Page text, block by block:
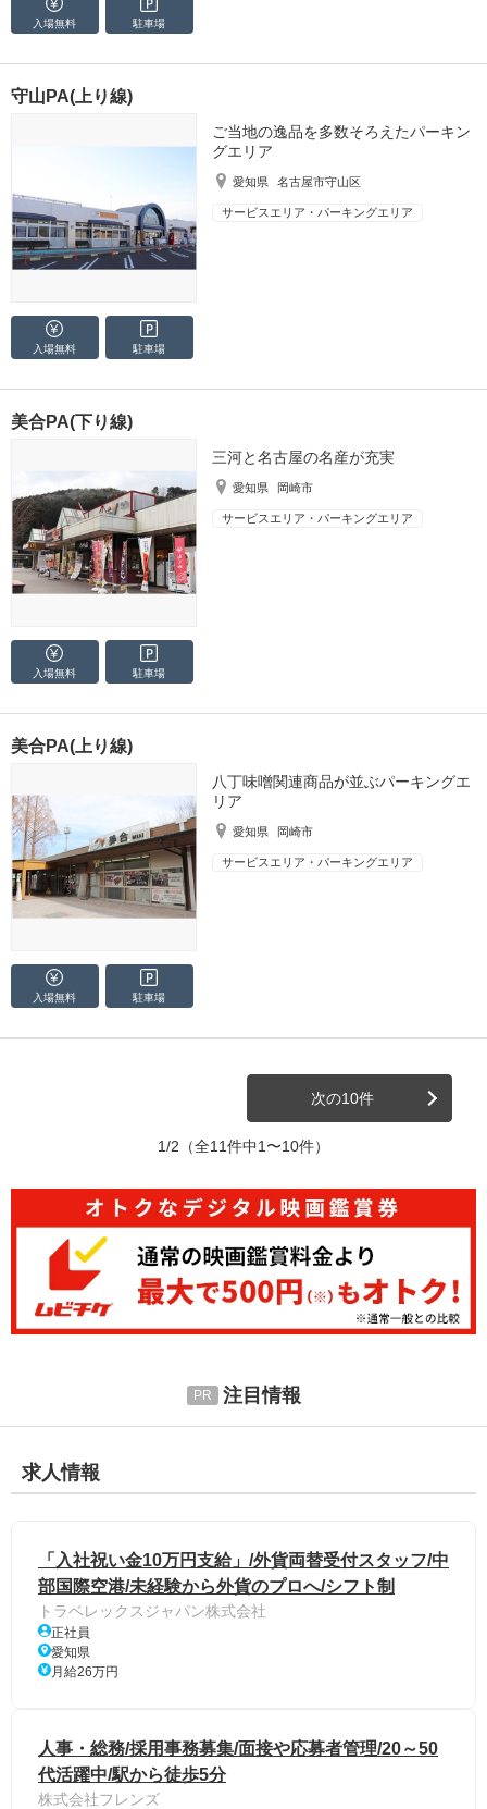
入場無料 駐車場
守山PA(上り線)
ご当地の逸品を多数そろえたパーキン
グエリア
愛知県 名古屋市守山区
サービスエリア・パーキングエリア
入場無料 駐車場
美合PA(下り線)
三河と名古屋の名産が充実
愛知県 岡崎市
サービスエリア・パーキングエリア
入場無料 駐車場
美合PA(上り線)
八丁味噌関連商品が並ぶパーキングエ
リア
愛知県 岡崎市
サービスエリア・パーキングエリア
入場無料 駐車場
次の10件
1/2 （全11件中1〜10件）
注目情報
求人情報
「入社祝い金10万円支給」/外貨両替受付スタッフ/中
部国際空港/未経験から外貨のプロへ/シフト制
トラベレックスジャパン株式会社
正社員
愛知県
月給26万円
人事・総務/採用事務募集/面接や応募者管理/20～50
代活躍中/駅から徒歩5分
株式会社フレンズ